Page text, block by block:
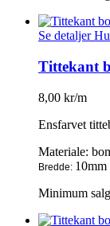
Se detaljer
Tittekant
8,00 kr/m
Ensfarvet
Materiale:
Bredde: 10mm
Minimum